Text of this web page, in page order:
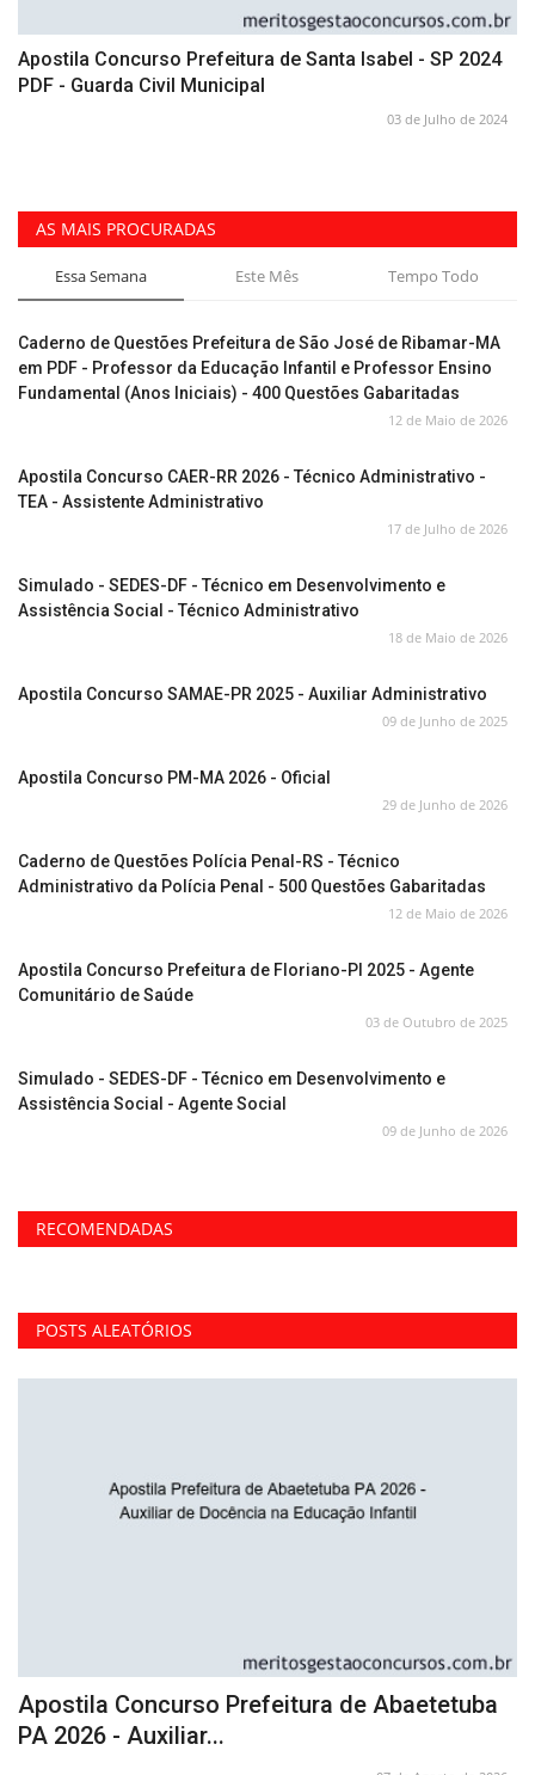
Apostila Concurso Prefeitura de Santa Isabel - SP 2024
PDF - Guarda Civil Municipal
03 de Julho de 2024
AS MAIS PROCURADAS
Essa Semana Este Mês Tempo Todo
Caderno de Questões Prefeitura de São José de Ribamar-MA
em PDF - Professor da Educação Infantil e Professor Ensino
Fundamental (Anos Iniciais) - 400 Questões Gabaritadas
12 de Maio de 2026
Apostila Concurso CAER-RR 2026 - Técnico Administrativo -
TEA - Assistente Administrativo
17 de Julho de 2026
Simulado - SEDES-DF - Técnico em Desenvolvimento e
Assistência Social - Técnico Administrativo
18 de Maio de 2026
Apostila Concurso SAMAE-PR 2025 - Auxiliar Administrativo
09 de Junho de 2025
Apostila Concurso PM-MA 2026 - Oficial
29 de Junho de 2026
Caderno de Questões Polícia Penal-RS - Técnico
Administrativo da Polícia Penal - 500 Questões Gabaritadas
12 de Maio de 2026
Apostila Concurso Prefeitura de Floriano-PI 2025 - Agente
Comunitário de Saúde
03 de Outubro de 2025
Simulado - SEDES-DF - Técnico em Desenvolvimento e
Assistência Social - Agente Social
09 de Junho de 2026
RECOMENDADAS
POSTS ALEATÓRIOS
Apostila Concurso Prefeitura de Abaetetuba
PA 2026 - Auxiliar...